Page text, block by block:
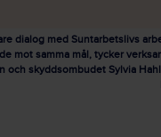
dialog med Suntarbetslivs
mot samma mål, tycker
och skyddsombudet Sylvia